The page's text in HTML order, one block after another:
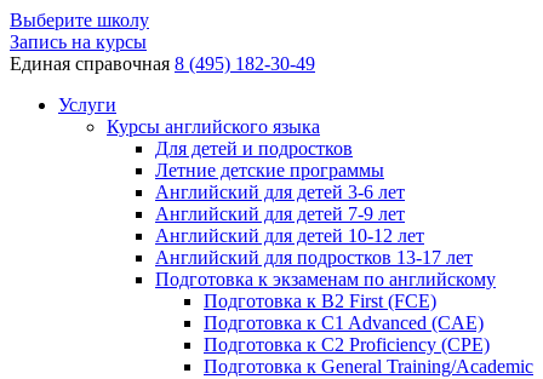
Выберите школу
Запись на курсы
Единая справочная 8 (495) 182-30-49
Услуги
Курсы английского языка
Для детей и подростков
Летние детские программы
Английский для детей 3-6 лет
Английский для детей 7-9 лет
Английский для детей 10-12 лет
Английский для подростков 13-17 лет
Подготовка к экзаменам по английскому
Подготовка к B2 First (FCE)
Подготовка к C1 Advanced (CAE)
Подготовка к C2 Proficiency (CPE)
Подготовка к General Training/Academic